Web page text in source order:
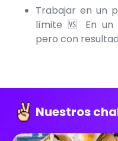
Trabajar en un
límite 🆚 En un
pero con
Nuestros